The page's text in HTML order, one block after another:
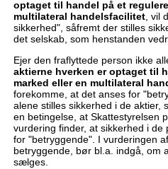
optaget til handel på et
multilateral handelsfacilitet, vil
sikkerhed", såfremt der stilles
det selskab, som henstanden
Ejer den fraflyttede person ikke
aktierne hverken er optaget til
marked eller en multilateral
forekomme, at det anses for
alene stilles sikkerhed i de aktier,
en betingelse, at Skattestyrelsen
vurdering finder, at sikkerhed i
for "betryggende". I vurderingen
betryggende, bør bl.a. indgå, om
sælges.